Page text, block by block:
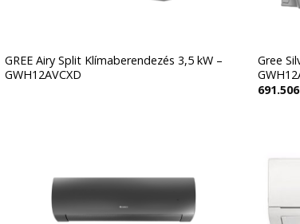
GREE Airy Split Klímaberendezés 3,5 kW –
GWH12AVCXD
Gree
691.506